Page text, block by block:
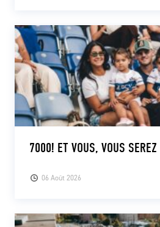
06 Août 2026
7000! ET VOUS, VOUS